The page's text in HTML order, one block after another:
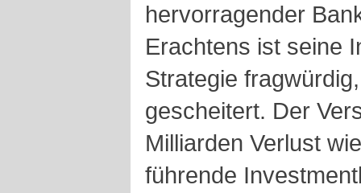
hervorragender
Erachtens ist seine
Strategie
gescheitert. Der
Milliarden Verlust
führende